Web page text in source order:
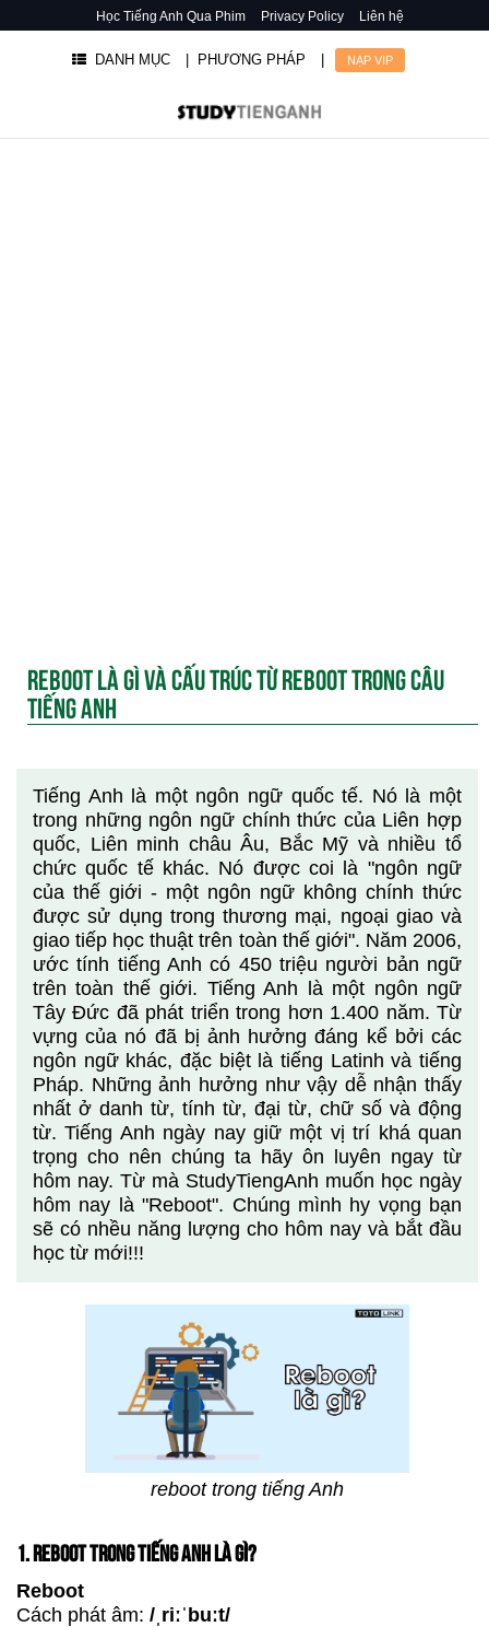
Học Tiếng Anh Qua Phim Privacy Policy Liên hệ
DANH MỤC | PHƯƠNG PHÁP NẠP VIP
REBOOT LÀ GÌ VÀ CẤU TRÚC TỪ REBOOT TRONG CÂU
TIẾNG ANH
Tiếng Anh là một ngôn ngữ quốc tế. Nó là một
trong những ngôn ngữ chính thức của Liên hợp
quốc, Liên minh châu Âu, Bắc Mỹ và nhiều tổ
chức quốc tế khác. Nó được coi là "ngôn ngữ
của thế giới - một ngôn ngữ không chính thức
được sử dụng trong thương mại, ngoại giao và
giao tiếp học thuật trên toàn thế giới". Năm 2006,
ước tính tiếng Anh có 450 triệu người bản ngữ
trên toàn thế giới. Tiếng Anh là một ngôn ngữ
Tây Đức đã phát triển trong hơn 1.400 năm. Từ
vựng của nó đã bị ảnh hưởng đáng kể bởi các
ngôn ngữ khác, đặc biệt là tiếng Latinh và tiếng
Pháp. Những ảnh hưởng như vậy dễ nhận thấy
nhất ở danh từ, tính từ, đại từ, chữ số và động
từ. Tiếng Anh ngày nay giữ một vị trí khá quan
trọng cho nên chúng ta hãy ôn luyên ngay từ
hôm nay. Từ mà StudyTiengAnh muốn học ngày
hôm nay là "Reboot". Chúng mình hy vọng bạn
sẽ có nhều năng lượng cho hôm nay và bắt đầu
học từ mới!!!
reboot trong tiếng Anh
1. REBOOT TRONG TIẾNG ANH LÀ GÌ?
Reboot
Cách phát âm: /ˌriːˈbuːt/